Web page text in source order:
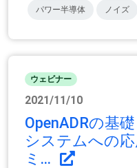
パワー半導体 ノイズ
ウェビナー
2021/11/10
OpenADRの基
システムへの
ミ...